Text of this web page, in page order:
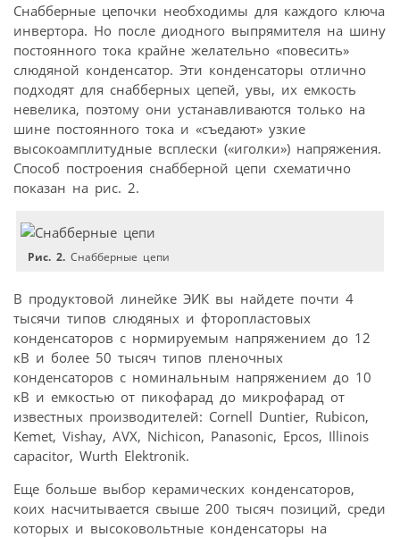
Снабберные цепочки необходимы для каждого ключа
инвертора. Но после диодного выпрямителя на шину
постоянного тока крайне желательно «повесить»
слюдяной конденсатор. Эти конденсаторы отлично
подходят для снабберных цепей, увы, их емкость
невелика, поэтому они устанавливаются только на
шине постоянного тока и «съедают» узкие
высокоамплитудные всплески («иголки») напряжения.
Способ построения снабберной цепи схематично
показан на рис. 2.
Рис. 2. Снабберные цепи
В продуктовой линейке ЭИК вы найдете почти 4
тысячи типов слюдяных и фторопластовых
конденсаторов с нормируемым напряжением до 12
кВ и более 50 тысяч типов пленочных
конденсаторов с номинальным напряжением до 10
кВ и емкостью от пикофарад до микрофарад от
известных производителей: Cornell Duntier, Rubicon,
Kemet, Vishay, AVX, Nichicon, Panasonic, Epcos, Illinois
capacitor, Wurth Elektronik.
Еще больше выбор керамических конденсаторов,
коих насчитывается свыше 200 тысяч позиций, среди
которых и высоковольтные конденсаторы на